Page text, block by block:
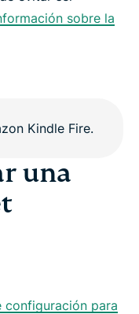
sobre la
una
configuración para